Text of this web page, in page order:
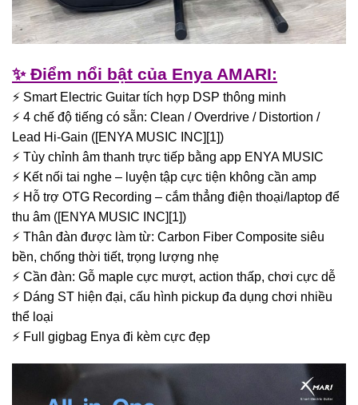
✨ Điểm nổi bật của Enya AMARI:
⚡ Smart Electric Guitar tích hợp DSP thông minh
⚡ 4 chế độ tiếng có sẵn: Clean / Overdrive / Distortion /
Lead Hi-Gain ([ENYA MUSIC INC][1])
⚡ Tùy chỉnh âm thanh trực tiếp bằng app ENYA MUSIC
⚡ Kết nối tai nghe – luyện tập cực tiện không cần amp
⚡ Hỗ trợ OTG Recording – cắm thẳng điện thoại/laptop để
thu âm ([ENYA MUSIC INC][1])
⚡ Thân đàn được làm từ: Carbon Fiber Composite siêu
bền, chống thời tiết, trọng lượng nhẹ
⚡ Cần đàn: Gỗ maple cực mượt, action thấp, chơi cực dễ
⚡ Dáng ST hiện đại, cấu hình pickup đa dụng chơi nhiều
thể loại
⚡ Full gigbag Enya đi kèm cực đẹp